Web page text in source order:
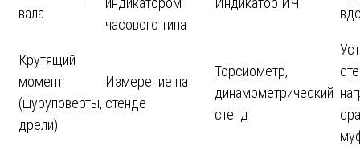
вала
часового типа
Крутящий
момент
(шуруповерты,
дрели)
Измерение на
стенде
Торсиометр,
динамометрический
стенд